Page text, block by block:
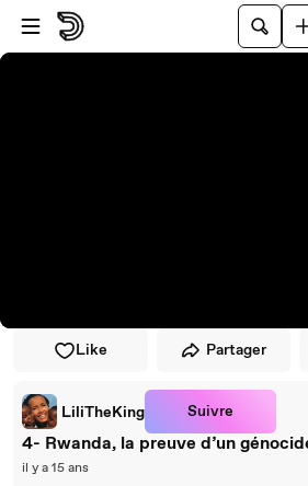
Passer au player
Passer au contenu principal
Like Partager
LiliTheKing Suivre
4- Rwanda, la preuve d’un
il y a 15 ans